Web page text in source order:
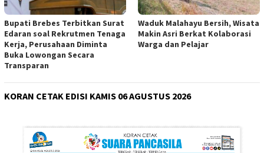
Bupati Brebes Terbitkan Surat
Edaran soal Rekrutmen Tenaga
Kerja, Perusahaan Diminta
Buka Lowongan Secara
Transparan
Waduk Malahayu Bersih, Wisata
Makin Asri Berkat Kolaborasi
Warga dan Pelajar
KORAN CETAK EDISI KAMIS 06 AGUSTUS 2026